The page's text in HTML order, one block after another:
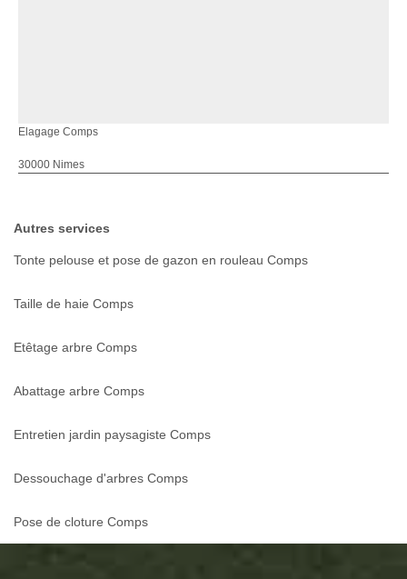
Elagage Comps
30000 Nimes
Autres services
Tonte pelouse et pose de gazon en rouleau Comps
Taille de haie Comps
Etêtage arbre Comps
Abattage arbre Comps
Entretien jardin paysagiste Comps
Dessouchage d'arbres Comps
Pose de cloture Comps